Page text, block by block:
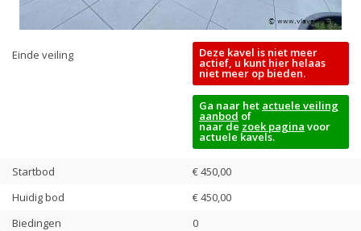
Einde veiling Deze kavel is niet meer
actief, u kunt hier helaas
niet meer op bieden.
Ga naar het actuele veiling
aanbod of
naar de zoek pagina voor
actuele kavels.
Startbod
€ 450,00
Huidig bod
€450,00
Biedingen
0